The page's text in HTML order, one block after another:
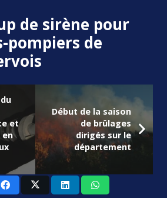
de sirène pour
pompiers de
et
en
Début de la saison
de brûlages
dirigés sur le
département